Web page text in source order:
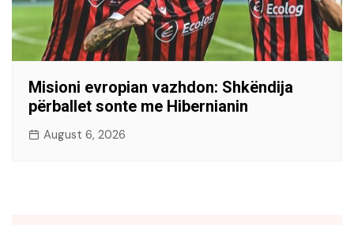
Misioni evropian vazhdon: Shkëndija
përballet sonte me Hibernianin
August 6, 2026